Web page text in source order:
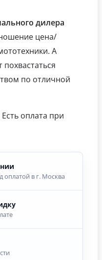
дилера
цена/
А
похвастаться
по отличной
оплата при
оплатой в г. Москва